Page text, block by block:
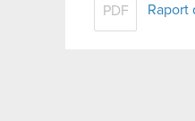
PDF Raport